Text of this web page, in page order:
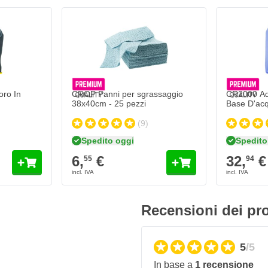
Aggiungi al Carrello
In
CROP Panni per sgrassaggio
38x40cm - 25 pezzi
(9)
Spedito oggi
6,55 €
CR2000
Base
32,94€
Recensioni dei
5/5
In base a 1 recensione